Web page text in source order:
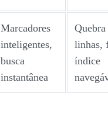
Marcadores
inteligentes,
busca
instantânea
Quebra
linhas,
índice